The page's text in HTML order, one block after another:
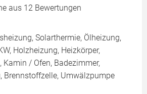
aus 12 Bewertungen
Solarthermie, Ölheizung,
Holzheizung, Heizkörper,
Kamin / Ofen, Badezimmer,
Brennstoffzelle, Umwälzpumpe